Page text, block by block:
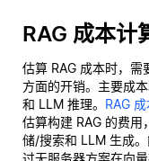
RAG 成本计
估算 RAG 成本时，
方面的开销。主要成
和 LLM 推理。 RAG
估算构建 RAG 的费
储/搜索和 LLM 生成
过无服务器方案在向